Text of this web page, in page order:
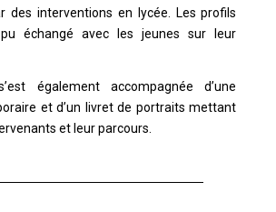
des interventions en lycée. Les profils
échangé avec les jeunes sur leur
également accompagnée d’une
et d’un livret de portraits mettant
et leur parcours.